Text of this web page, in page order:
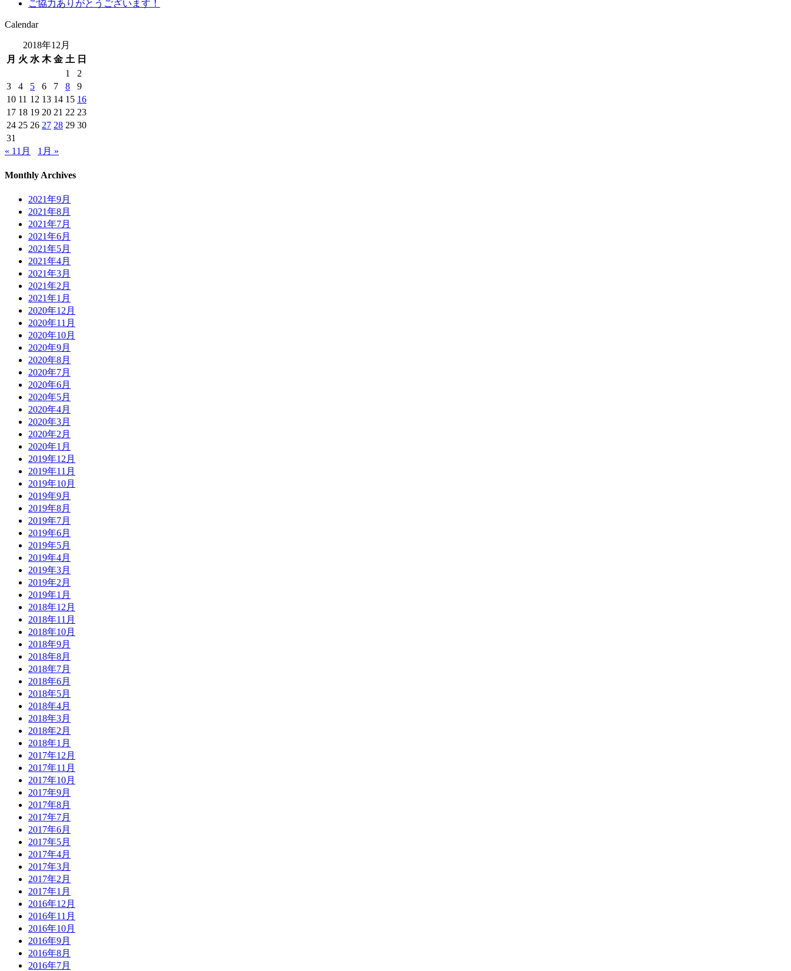
ご協力ありがとうございます！
Calendar
2018年12月
月 火 水 木 金 土 日
1
2
3
4 5 6 7 8
9
10 11 12 13 14 15 16
17 18 19 20 21 22 23
24 25 26 27 28 29 30
31
« 11月
1月 »
Monthly Archives
2021年9月
2021年8月
2021年7月
2021年6月
2021年5月
2021年4月
2021年3月
2021年2月
2021年1月
2020年12月
2020年11月
2020年10月
2020年9月
2020年8月
2020年7月
2020年6月
2020年5月
2020年4月
2020年3月
2020年2月
2020年1月
2019年12月
2019年11月
2019年10月
2019年9月
2019年8月
2019年7月
2019年6月
2019年5月
2019年4月
2019年3月
2019年2月
2019年1月
2018年12月
2018年11月
2018年10月
2018年9月
2018年8月
2018年7月
2018年6月
2018年5月
2018年4月
2018年3月
2018年2月
2018年1月
2017年12月
2017年11月
2017年10月
2017年9月
2017年8月
2017年7月
2017年6月
2017年5月
2017年4月
2017年3月
2017年2月
2017年1月
2016年12月
2016年11月
2016年10月
2016年9月
2016年8月
2016年7月